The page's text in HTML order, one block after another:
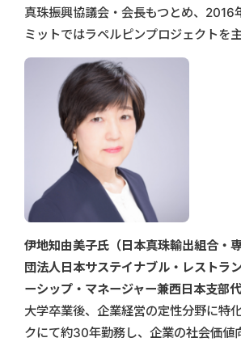
真珠振興協議会・会長もつとめ、2016
ミットではラペルピンプロジェクトを主
伊地知由美子氏（日本真珠輸出組合・
団法人日本サステイナブル・レスト
ーシップ・マネージャー兼西日本支部代
大学卒業後、企業経営の定性分野に特
クにて約30年勤務し、企業の社会価値